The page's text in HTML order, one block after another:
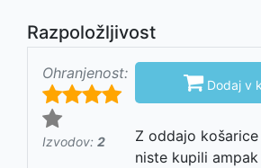
Razpoložljivost
Ohranjenost:
Izvodov: 2
 Dodaj v
Z oddajo
niste kupili